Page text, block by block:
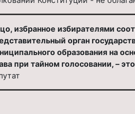
избранное избирателями
орган
образования на
при тайном голосовании, –